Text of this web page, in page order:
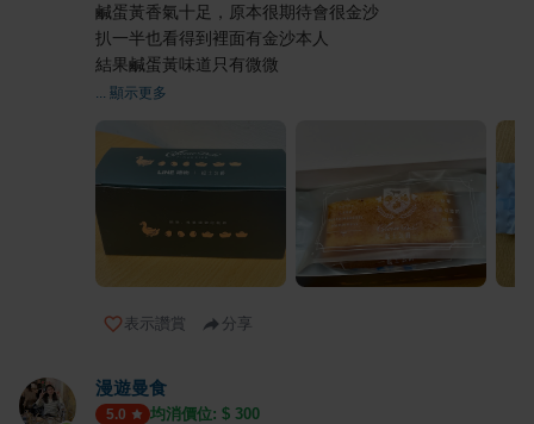
鹹蛋黃香氣十足，原本很期待會很金沙
扒一半也看得到裡面有金沙本人
結果鹹蛋黃味道只有微微
... 顯示更多
表示讚賞 分享
漫遊曼食
5.0 均消價位: $ 300